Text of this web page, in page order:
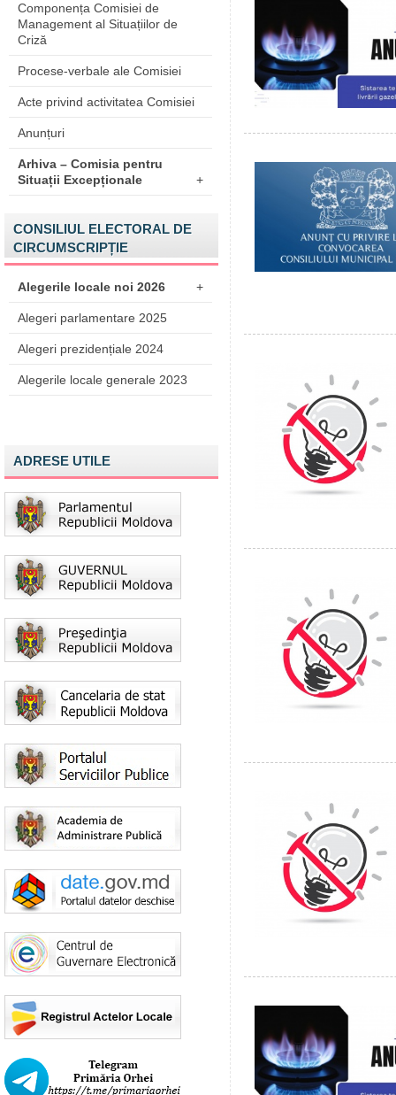
Componența Comisiei de
Management al Situațiilor de
Criză
Procese-verbale ale Comisiei
Acte privind activitatea Comisiei
Anunțuri
Arhiva – Comisia pentru
Situații Excepționale
+
CONSILIUL ELECTORAL DE
CIRCUMSCRIPȚIE
Alegerile locale noi 2026 +
Alegeri parlamentare 2025
Alegeri prezidențiale 2024
Alegerile locale generale 2023
ADRESE UTILE